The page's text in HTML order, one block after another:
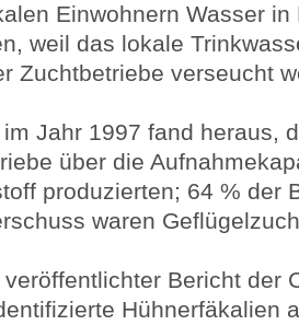
Einwohnern Wasser in
weil das lokale
Zuchtbetriebe verseucht
im Jahr 1997 fand heraus,
über die
produzierten; 64 % der
waren
veröffentlichter Bericht der
Hühnerfäkalien